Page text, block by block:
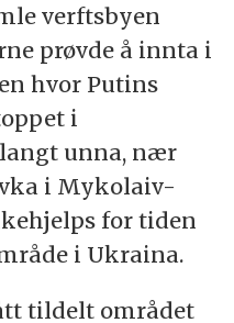
verftsbyen
prøvde å innta i
hvor Putins
i
unna, nær
i Mykolaiv-
for tiden
i Ukraina.
tildelt området